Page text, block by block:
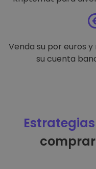
Venda su por euros
su cuenta